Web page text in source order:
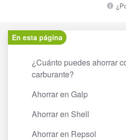
En esta página
¿Cuánto puedes ahorrar
carburante?
Ahorrar en Galp
Ahorrar en Shell
Ahorrar en Repsol